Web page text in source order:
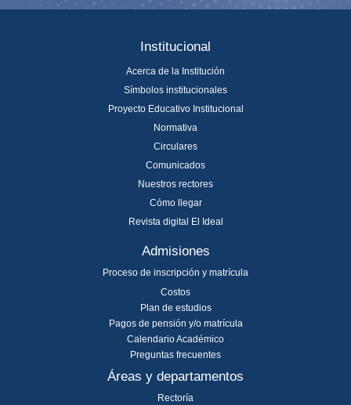
Institucional
Acerca de la Institución
Símbolos institucionales
Proyecto Educativo Institucional
Normativa
Circulares
Comunicados
Nuestros rectores
Cómo llegar
Revista digital El Ideal
Admisiones
Proceso de inscripción y matrícula
Costos
Plan de estudios
Pagos de pensión y/o matrícula
Calendario Académico
Preguntas frecuentes
Áreas y departamentos
Rectoría